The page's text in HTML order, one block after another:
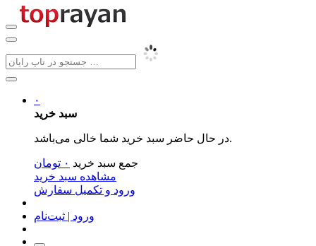
۰
سبد خرید
در حال حاضر سبد خرید شما خالی می‌باشد.
جمع سبد خرید ۰ تومان
مشاهده سبد خرید
ورود و تکمیل سفارش
ورود | ثبت‌نام